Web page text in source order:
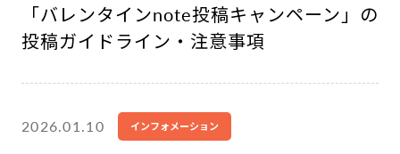
「バレンタインnote投稿キャンペーン」の
投稿ガイドライン・注意事項
2026.01.10 インフォメーション